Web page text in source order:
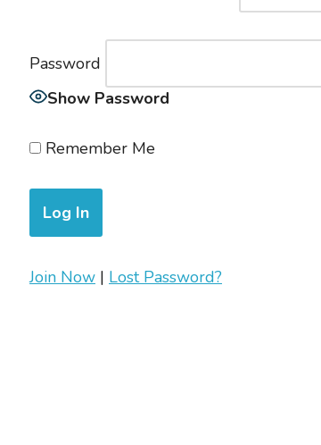
Password
Show Password
Remember Me
Join Now | Lost Password?